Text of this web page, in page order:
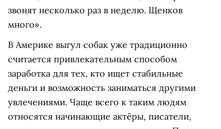
звонят несколько раз в неделю. Щенков
много».
В Америке выгул собак уже традиционно
считается привлекательным способом
заработка для тех, кто ищет стабильные
деньги и возможность заниматься другими
увлечениями. Чаще всего к таким людям
относятся начинающие актёры, писатели,